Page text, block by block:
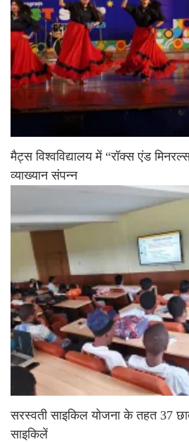
मैट्स विश्वविद्यालय में “रॉक्स एंड
व्याख्यान संपन्न
सरस्वती साइकिल योजना के तहत 37
साइकिलें